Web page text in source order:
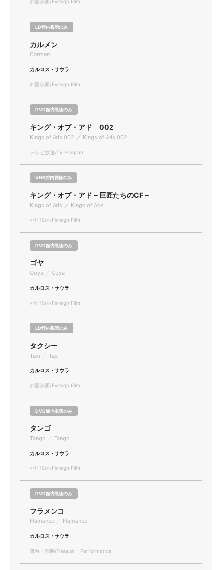
外国映画/Foreign Film
LD館内視聴のみ
カルメン
Carmen
カルロス・サウラ
外国映画/Foreign Film
DVD館内視聴のみ
キング・オブ・アド 002
Kings of Ads 002 ／ Kings of Ads 002
テレビ放送/TV Program
VHS館内視聴のみ
キング・オブ・アド－巨匠たちのCF－
Kings of Ads ／ Kings of Ads
外国映画/Foreign Film
DVD館内視聴のみ
ゴヤ
Goya ／ Goya
カルロス・サウラ
外国映画/Foreign Film
LD館内視聴のみ
タクシー
Taxi ／ Taxi
カルロス・サウラ
外国映画/Foreign Film
DVD館内視聴のみ
タンゴ
Tango ／ Tango
カルロス・サウラ
外国映画/Foreign Film
DVD館内視聴のみ
フラメンコ
Flamenco ／ Flamenco
カルロス・サウラ
舞台・演劇/Theater・Performance